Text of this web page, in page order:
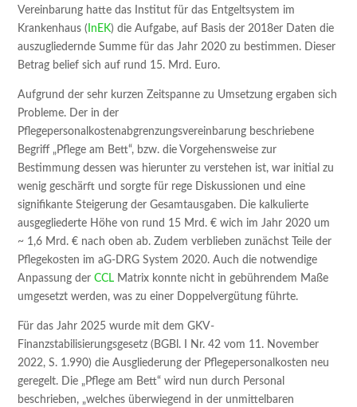
Vereinbarung hatte das Institut für das Entgeltsystem im
Krankenhaus ( InEK) die Aufgabe, auf Basis der 2018er Daten die
auszugliedernde Summe für das Jahr 2020 zu bestimmen. Dieser
Betrag belief sich auf rund 15. Mrd. Euro.
Aufgrund der sehr kurzen Zeitspanne zu Umsetzung ergaben sich
Probleme. Der in der
Pflegepersonalkostenabgrenzungsvereinbarung beschriebene
Begriff „Pflege am Bett“, bzw. die Vorgehensweise zur
Bestimmung dessen was hierunter zu verstehen ist, war initial zu
wenig geschärft und sorgte für rege Diskussionen und eine
signifikante Steigerung der Gesamtausgaben. Die kalkulierte
ausgegliederte Höhe von rund 15 Mrd. € wich im Jahr 2020 um
~ 1,6 Mrd. € nach oben ab. Zudem verblieben zunächst Teile der
Pflegekosten im aG-DRG System 2020. Auch die notwendige
Anpassung derCCL Matrix konnte nicht in gebührendem Maße
umgesetzt werden, was zu einer Doppelvergütung führte.
Für das Jahr 2025 wurde mit dem GKV-
Finanzstabilisierungsgesetz (BGBl. I Nr. 42 vom 11. November
2022, S. 1.990) die Ausgliederung der Pflegepersonalkosten neu
geregelt. Die „Pflege am Bett“ wird nun durch Personal
beschrieben, „welches überwiegend in der unmittelbaren